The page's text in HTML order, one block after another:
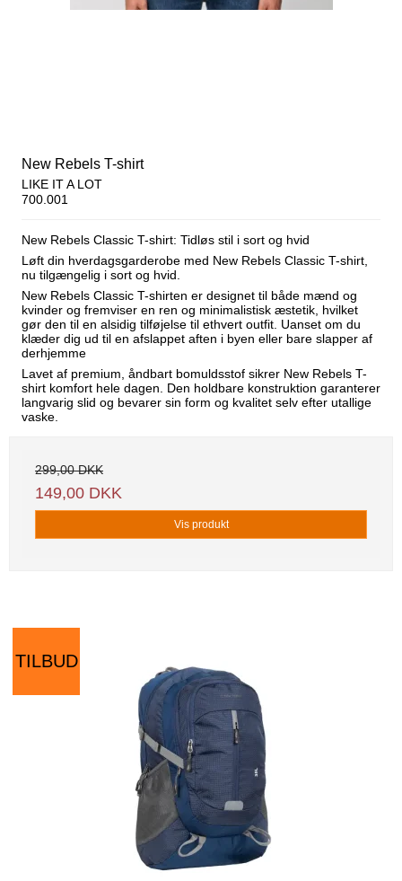
New Rebels T-shirt
LIKE IT A LOT
700.001
New Rebels Classic T-shirt: Tidløs stil i sort og hvid
Løft din hverdagsgarderobe med New Rebels Classic T-shirt,
nu tilgængelig i sort og hvid.
New Rebels Classic T-shirten er designet til både mænd og
kvinder og fremviser en ren og minimalistisk æstetik, hvilket
gør den til en alsidig tilføjelse til ethvert outfit. Uanset om du
klæder dig ud til en afslappet aften i byen eller bare slapper af
derhjemme
Lavet af premium, åndbart bomuldsstof sikrer New Rebels T-
shirt komfort hele dagen. Den holdbare konstruktion garanterer
langvarig slid og bevarer sin form og kvalitet selv efter utallige
vaske.
299,00 DKK
149,00 DKK
Vis produkt
TILBUD